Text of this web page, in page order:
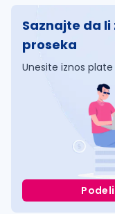
Saznajte da
proseka
Unesite iznos